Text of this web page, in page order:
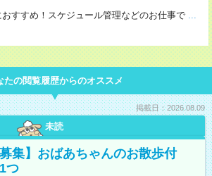
すすめ！スケジュール管理などのお仕事で ...
たの閲覧履歴からのオススメ
掲載日：2026.08.09
未読
集】おばあちゃんのお散歩付
つ